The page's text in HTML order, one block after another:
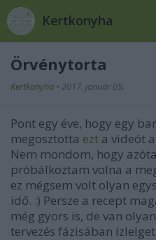
Kertkonyha
Örvénytorta
Kertkonyha • 2017. január 05.
Pont egy éve, hogy egy
megosztotta ezt a videót
Nem mondom, hogy
próbálkoztam volna a
ez mégsem volt olyan
idő. :) Persze a recept
még gyors is, de van
tervezés fázisában